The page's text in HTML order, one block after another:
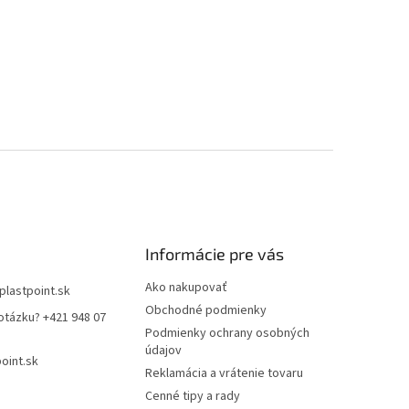
plastpoint.sk
+421 948 07
Informácie pre vás
Ako nakupovať
Obchodné podmienky
Podmienky ochrany osobných
údajov
Reklamácia a vrátenie tovaru
Cenné tipy a rady